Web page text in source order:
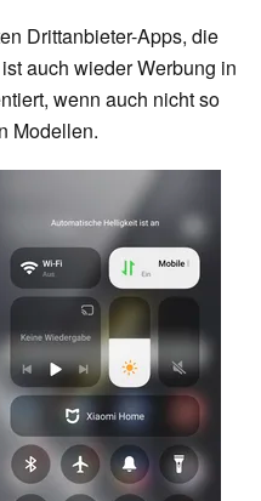
Drittanbieter-Apps, die
auch wieder Werbung in
wenn auch nicht so
Modellen.